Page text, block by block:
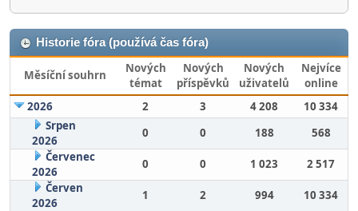
Historie fóra (používá čas fóra)
Měsíční souhrn
Nových
témat
Nových
příspěvků
Nových
uživatelů
Nejvíce
online
2026
2 3 4 208
10 334
Srpen
2026
0 0 188
568
Červenec
2026
0 0 1 023
2 517
Červen
2026
1 2 994
10 334